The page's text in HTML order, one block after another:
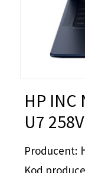
HP
U7
Producent
Kod